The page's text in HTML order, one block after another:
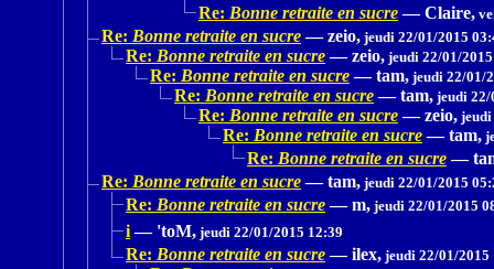
Re: Bonne retraite en sucre — Claire,
Re: Bonne retraite en sucre — zeio, jeudi 22/01/2015
Re: Bonne retraite en sucre — zeio, jeudi 22/01/
Re: Bonne retraite en sucre — tam, jeudi 22/01/
Re: Bonne retraite en sucre — tam, jeudi 22/
Re: Bonne retraite en sucre — zeio, jeudi
Re: Bonne retraite en sucre — tam,
Re: Bonne retraite en sucre —
Re: Bonne retraite en sucre — tam, jeudi 22/01/2015
Re: Bonne retraite en sucre — m, jeudi 22/01/2015
i — 'toM, jeudi 22/01/2015 12:39
Re: Bonne retraite en sucre — ilex, jeudi 22/01/2015